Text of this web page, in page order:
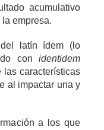
acumulativo
empresa.
latín ídem (lo
con identidem
las características
al impactar una y
ón a los que